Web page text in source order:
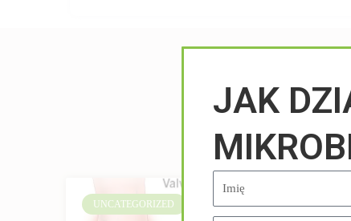
UNCATEGORIZED
JAK